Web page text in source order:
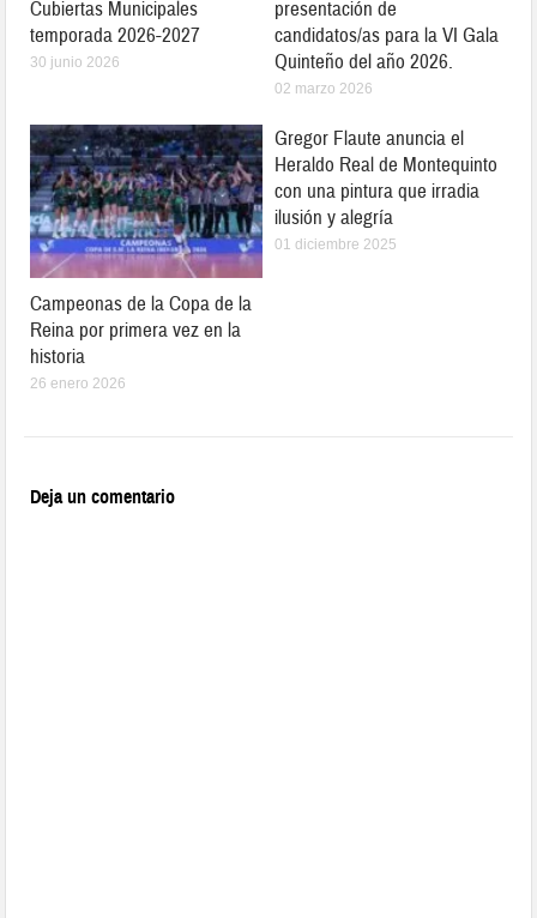
Cubiertas Municipales
temporada 2026-2027
30 junio 2026
presentación de
candidatos/as para la VI Gala
Quinteño del año 2026.
02 marzo 2026
Campeonas de la Copa de la
Reina por primera vez en la
historia
26 enero 2026
Gregor Flaute anuncia el
Heraldo Real de Montequinto
con una pintura que irradia
ilusión y alegría
01 diciembre 2025
Deja un comentario